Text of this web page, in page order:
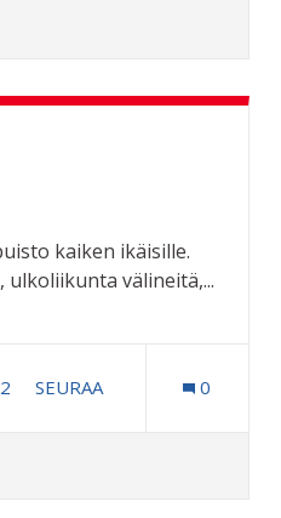
kaiken ikäisille.
välineitä,...
Liikunta ja ulkoilu
2 2 SEURAAJAA
SEURAA 0